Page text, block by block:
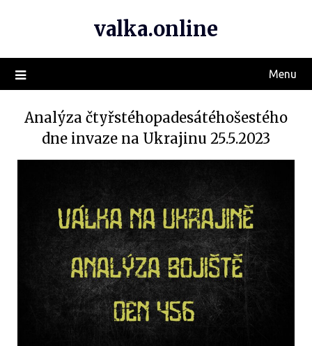
valka.online
Menu
Analýza čtyřstéhopadesátéhošestého
dne invaze na Ukrajinu 25.5.2023